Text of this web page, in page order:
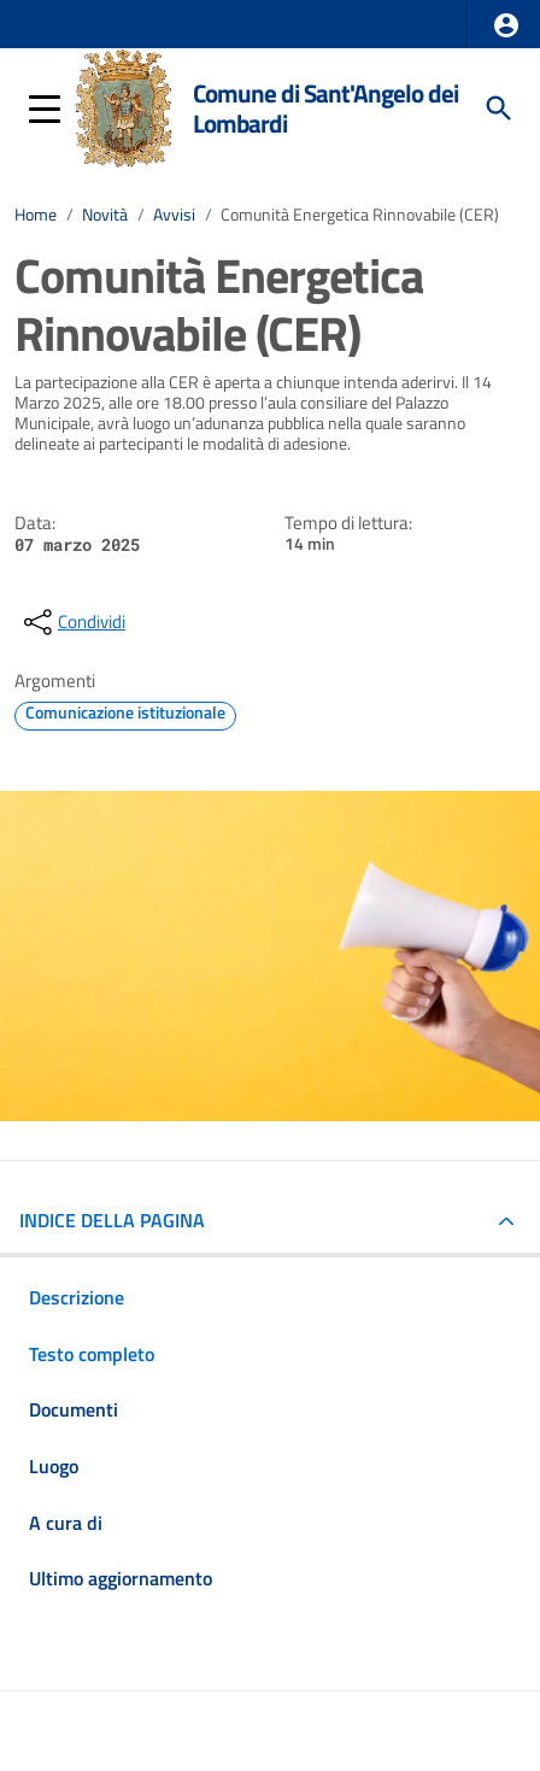
Comune di Sant'Angelo dei
Lombardi
Home / Novità / Avvisi / Comunità Energetica Rinnovabile (CER)
Comunità Energetica
Rinnovabile (CER)
Dettagli della notizia
La partecipazione alla CER è aperta a chiunque intenda aderirvi. Il 14
Marzo 2025, alle ore 18.00 presso l’aula consiliare del Palazzo
Municipale, avrà luogo un’adunanza pubblica nella quale saranno
delineate ai partecipanti le modalità di adesione.
Data:
07 marzo 2025
Tempo di lettura:
14 min
Condividi
Argomenti
Comunicazione istituzionale
INDICE DELLA PAGINA
Descrizione
Testo completo
Documenti
Luogo
A cura di
Ultimo aggiornamento